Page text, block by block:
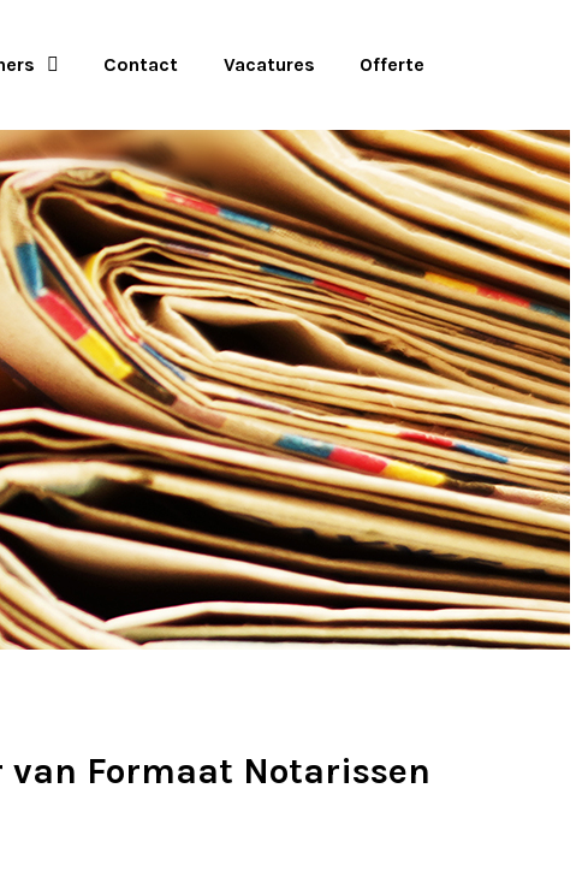
Contact Vacatures Offerte
Formaat Notarissen